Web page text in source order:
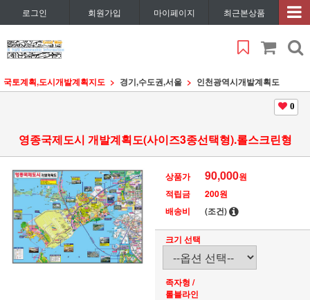
로그인 회원가입 마이페이지 최근본상품
국토계획,도시개발계획지도 경기,수도권,서울 인천광역시개발계획도
0
영종국제도시 개발계획도(사이즈3종선택형).롤스크린형
상품가 90,000원
적립금
200원
배송비
(조건)
크기 선택
족자형 /
롤블라인